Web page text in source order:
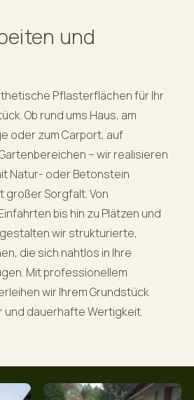
und
Pflasterflächen für Ihr
Ob rund ums Haus, am
oder zum Carport, auf
– wir realisieren
Natur- oder Betonstein
großer Sorgfalt. Von
bis hin zu Plätzen und
wir strukturierte,
die sich nahtlos in Ihre
Mit professionellem
wir Ihrem Grundstück
und dauerhafte Wertigkeit.